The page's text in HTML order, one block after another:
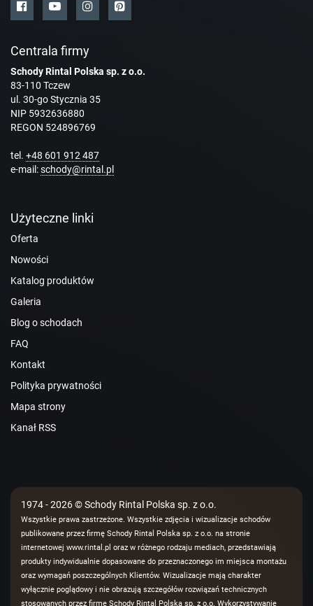
Centrala firmy
Schody Rintal Polska sp. z o.o.
83-110 Tczew
ul. 30-go Stycznia 35
NIP 5932636880
REGON 524896769
tel. +48 601 912 487
e-mail:schody@rintal.pl
Użyteczne linki
Oferta
Nowości
Katalog produktów
Galeria
Blog o schodach
FAQ
Kontakt
Polityka prywatności
Mapa strony
Kanał RSS
1974 - 2026 © Schody Rintal Polska sp. z o.o.
Wszystkie prawa zastrzeżone. Wszystkie zdjęcia i wizualizacje schodów
publikowane przez firmę Schody Rintal Polska sp. z o.o. na stronie
internetowej www.rintal.pl oraz w różnego rodzaju mediach, przedstawiają
produkty indywidualnie dopasowane do przeznaczonego im miejsca montażu
oraz wymagań poszczególnych Klientów. Wizualizacje mają charakter
wyłącznie poglądowy i nie obrazują szczegółów rozwiązań technicznych
stosowanych przez firmę Schody Rintal Polska sp. z o.o. Wykorzystywanie